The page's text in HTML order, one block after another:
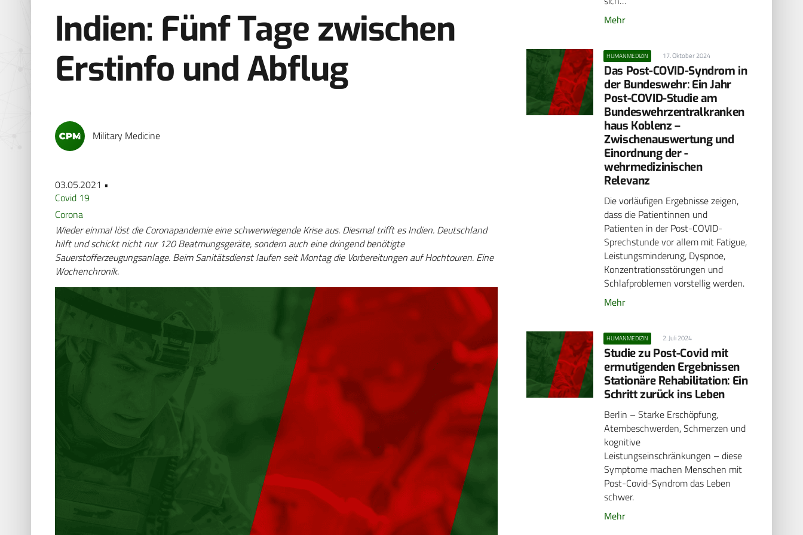
Indien: Fünf Tage zwischen
Erstinfo und Abflug
Military Medicine
03.05.2021 •
Covid 19
Corona
Wieder einmal löst die Coronapandemie eine schwerwiegende Krise aus. Diesmal trifft es Indien. Deutschland
hilft und schickt nicht nur 120 Beatmungsgeräte, sondern auch eine dringend benötigte
Sauerstofferzeugungsanlage. Beim Sanitätsdienst laufen seit Montag die Vorbereitungen auf Hochtouren. Eine
Wochenchronik.
Mehr
HUMANMEDIZIN 17. Oktober 2024
Das Post-COVID-Syndrom in
der Bundeswehr: Ein Jahr
Post-COVID-Studie am
Bundeswehrzentralkranken
haus ­Koblenz –
Zwischenauswertung und
Einordnung der ­
wehrmedizinischen
Relevanz
Die vorläufigen Ergebnisse zeigen,
dass die Patientinnen und
Patienten in der Post-COVID-
Sprechstunde vor allem mit Fatigue,
Leistungsminderung, Dyspnoe,
Konzentrationsstörungen und
Schlafproblemen vorstellig werden.
Mehr
HUMANMEDIZIN 2. Juli 2024
Studie zu Post-Covid mit
ermutigenden Ergebnissen
Stationäre Rehabilitation: Ein
Schritt zurück ins Leben
Berlin – Starke Erschöpfung,
Atembeschwerden, Schmerzen und
kognitive
Leistungseinschränkungen – diese
Symptome machen Menschen mit
Post-Covid-Syndrom das Leben
schwer.
Mehr